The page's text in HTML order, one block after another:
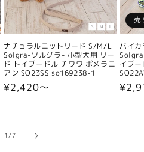
ナチュラルニットリード S/M/L
Solgra-ソルグラ- 小型犬用 リー
ド トイプードル チワワ ポメラニ
アン SO23SS so169238-1
通
¥2,420〜
売
バイ
イプ
通
1/の
7